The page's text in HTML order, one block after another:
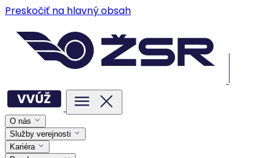
Preskočiť na hlavný obsah
O nás
Služby verejnosti
Kariéra